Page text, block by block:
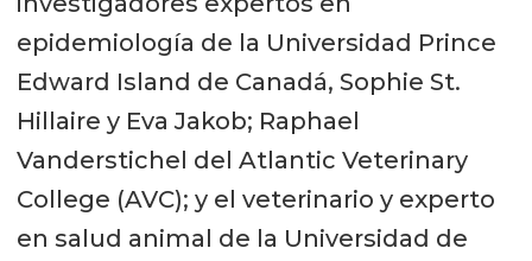
epidemiología de la Universidad Prince
Edward Island de Canadá, Sophie St.
Hillaire y Eva Jakob; Raphael
Vanderstichel del Atlantic Veterinary
College (AVC); y el veterinario y experto
en salud animal de la Universidad de